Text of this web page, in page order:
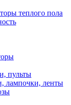
теплого пола
пульты
лампочки, ленты